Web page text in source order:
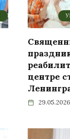
центре
29.05.2026